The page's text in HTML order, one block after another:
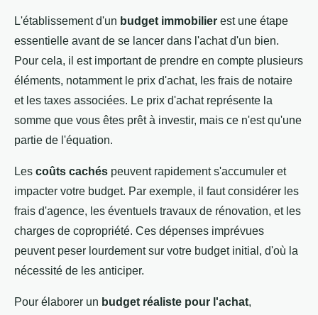
L'établissement d'un budget immobilier est une étape
essentielle avant de se lancer dans l'achat d'un bien.
Pour cela, il est important de prendre en compte plusieurs
éléments, notamment le prix d'achat, les frais de notaire
et les taxes associées. Le prix d'achat représente la
somme que vous êtes prêt à investir, mais ce n'est qu'une
partie de l'équation.
Les coûts cachés peuvent rapidement s'accumuler et
impacter votre budget. Par exemple, il faut considérer les
frais d'agence, les éventuels travaux de rénovation, et les
charges de copropriété. Ces dépenses imprévues
peuvent peser lourdement sur votre budget initial, d'où la
nécessité de les anticiper.
Pour élaborer un budget réaliste pour l'achat,